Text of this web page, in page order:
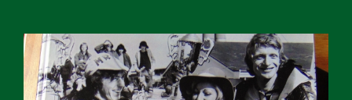
Zeige
grösseres
Bild